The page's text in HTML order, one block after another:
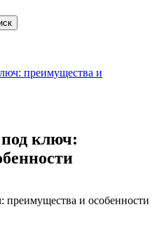
преимущества и
ключ: